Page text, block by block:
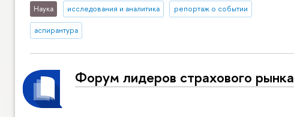
Наука исследования и аналитика репортаж о событии
аспирантура
Форум лидеров страхового рынка